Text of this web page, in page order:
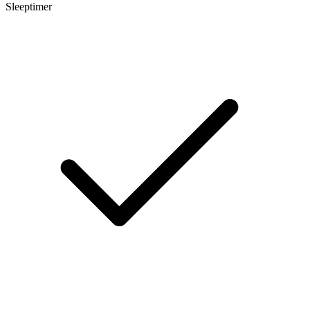
Sleeptimer